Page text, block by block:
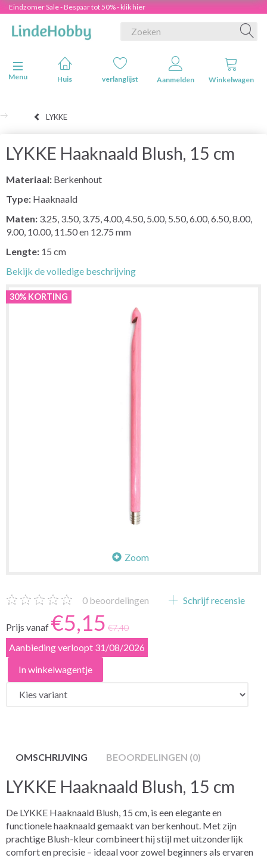
Eindzomer Sale - Bespaar tot 50% - klik hier
Navigatie in-/uitschakelen
Menu
Huis verlanglijst Aanmelden Winkelwagen
LYKKE
LYKKE Haaknaald Blush, 15 cm
Materiaal: Berkenhout
Type: Haaknaald
Maten: 3.25, 3.50, 3.75, 4.00, 4.50, 5.00, 5.50, 6.00, 6.50, 8.00,
9.00, 10.00, 11.50 en 12.75 mm
Lengte: 15 cm
Bekijk de volledige beschrijving
30% KORTING
Zoom
0 beoordelingen Schrijf recensie
Prijs vanaf €5,15 €7,40
Aanbieding verloopt 31/08/2026
In winkelwagentje
OMSCHRIJVING BEOORDELINGEN (0)
LYKKE Haaknaald Blush, 15 cm
De LYKKE Haaknaald Blush, 15 cm, is een elegante en
functionele haaknaald gemaakt van berkenhout. Met zijn
prachtige Blush-kleur combineert hij stijl met uitzonderlijk
comfort en precisie – ideaal voor zowel beginners als ervaren